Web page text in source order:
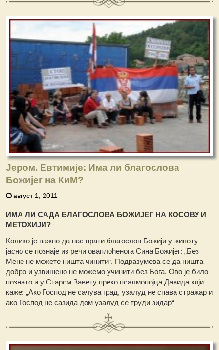
Јером. Евтимије: Има ли благослова
Божијег на КиМ?
август 1, 2011
ИМА ЛИ САДА БЛАГОСЛОВА БОЖИЈЕГ НА КОСОВУ И
МЕТОХИЈИ?
Колико је важно да нас прати благослов Божији у животу
јасно се познаје из речи оваплоћенога Сина Божијег: „Без
Мене не можете ништа чинити“. Подразумева се да ништа
добро и узвишено не можемо учинити без Бога. Ово је било
познато и у Старом Завету преко псалмопојца Давида који
каже: „Ако Господ не сачува град, узалуд не спава стражар и
ако Господ не сазида дом узалуд се труди зидар“.